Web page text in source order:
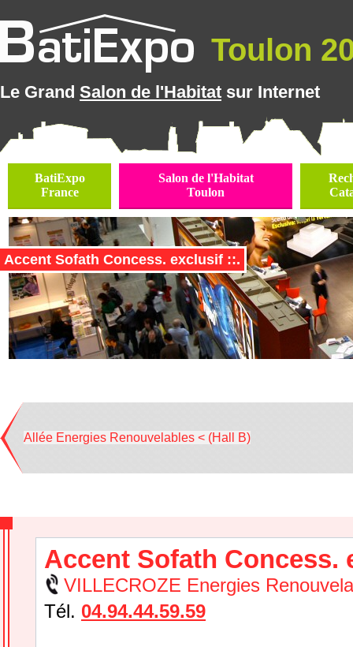
Toulon
Le Grand Salon de l'Habitat sur Internet
BatiExpo
France
Salon de l'Habitat
Toulon
Accent Sofath Concess. exclusif ::.
Allée Energies Renouvelables < (Hall B)
Accent Sofath Concess.
VILLECROZE Energies
Tél. 04.94.44.59.59